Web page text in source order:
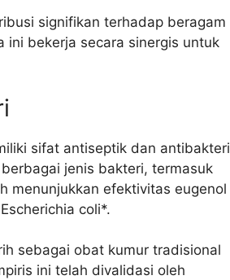
signifikan terhadap beragam
ini bekerja secara sinergis untuk
sifat antiseptik dan antibakteri
jenis bakteri, termasuk
menunjukkan efektivitas eugenol
coli*.
sebagai obat kumur tradisional
ini telah divalidasi oleh